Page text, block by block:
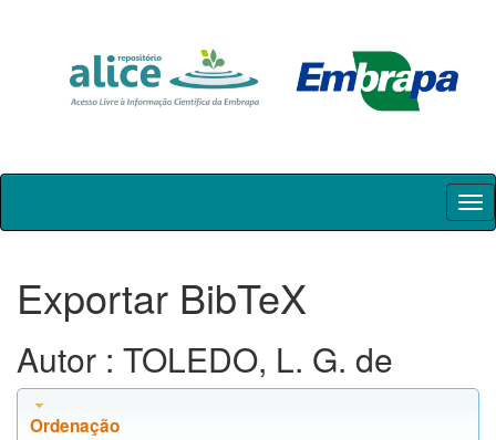
Skip
Exportar BibTeX
Autor : TOLEDO, L. G. de
Ordenação